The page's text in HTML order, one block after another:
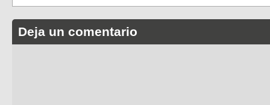
Deja un comentario